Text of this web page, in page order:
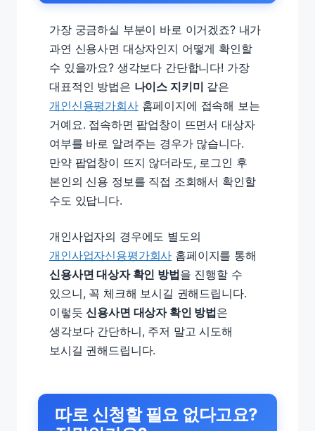
가장 궁금하실 부분이 바로 이거겠죠? 내가
과연 신용사면 대상자인지 어떻게 확인할
수 있을까요? 생각보다 간단합니다! 가장
대표적인 방법은 나이스 지키미 같은
개인신용평가회사홈페이지에 접속해 보는
거예요. 접속하면 팝업창이 뜨면서 대상자
여부를 바로 알려주는 경우가 많습니다.
만약 팝업창이 뜨지 않더라도, 로그인 후
본인의 신용 정보를 직접 조회해서 확인할
수도 있답니다.
개인사업자의 경우에도 별도의
개인사업자신용평가회사 홈페이지를 통해
신용사면 대상자 확인 방법을 진행할 수
있으니, 꼭 체크해 보시길 권해드립니다.
이렇듯신용사면 대상자 확인 방법은
생각보다 간단하니, 주저 말고 시도해
보시길 권해드립니다.
따로 신청할 필요 없다고요?